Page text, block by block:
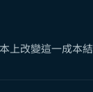
上改變這一成本